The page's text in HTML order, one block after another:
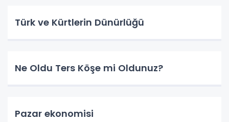
Türk ve Kürtlerin Dünürlüğü
Ne Oldu Ters Köşe mi Oldunuz?
Pazar ekonomisi